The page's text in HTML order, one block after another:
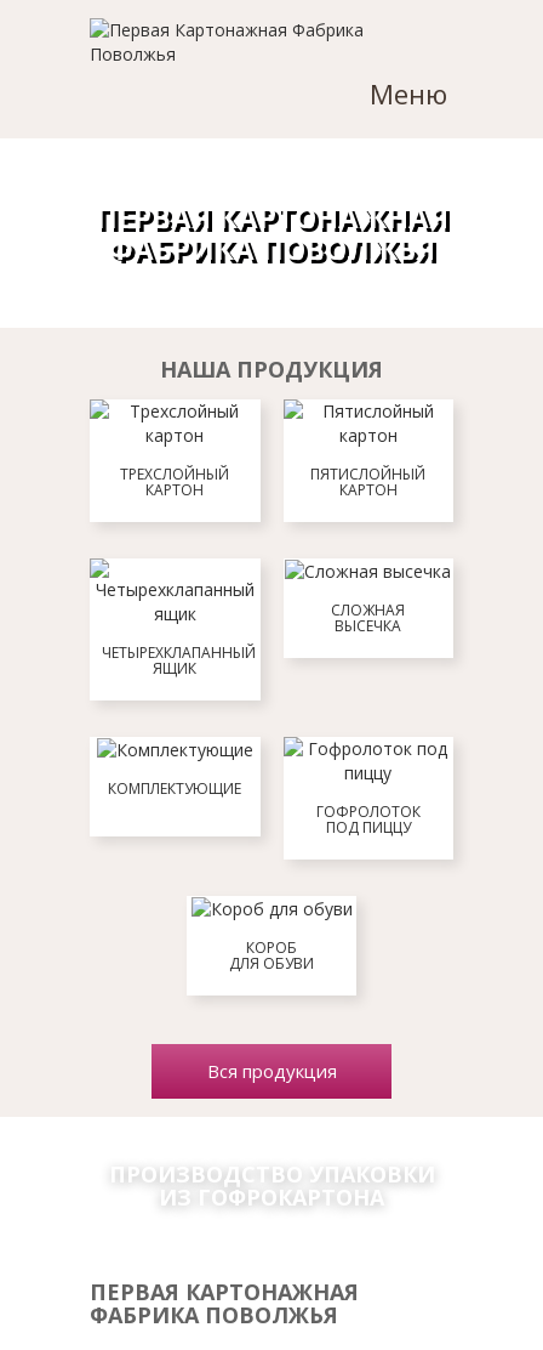
Меню
ПЕРВАЯ КАРТОНАЖНАЯ
ФАБРИКА ПОВОЛЖЬЯ
НАША ПРОДУКЦИЯ
ТРЕХСЛОЙНЫЙ
КАРТОН
ПЯТИСЛОЙНЫЙ
КАРТОН
ЧЕТЫРЕХКЛАПАННЫЙ
ЯЩИК
СЛОЖНАЯ
ВЫСЕЧКА
КОМПЛЕКТУЮЩИЕ
ГОФРОЛОТОК
ПОД ПИЦЦУ
КОРОБ
ДЛЯ ОБУВИ
Вся продукция
ПРОИЗВОДСТВО УПАКОВКИ
ИЗ ГОФРОКАРТОНА
ПЕРВАЯ КАРТОНАЖНАЯ
ФАБРИКА ПОВОЛЖЬЯ